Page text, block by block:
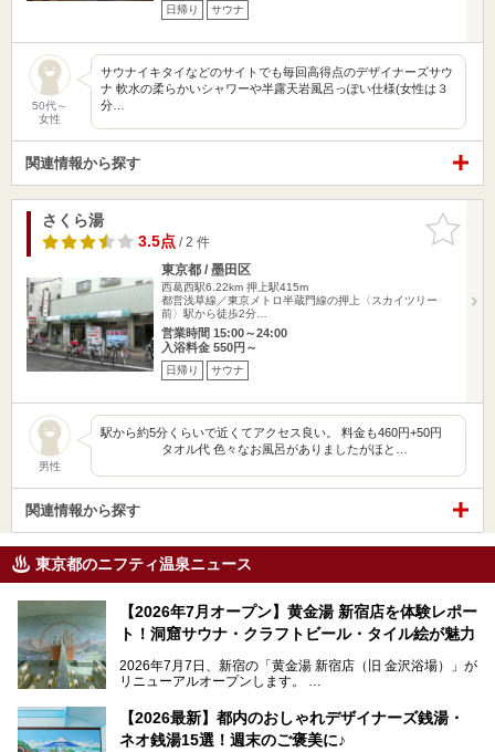
日帰り サウナ
50代～
女性
サウナイキタイなどのサイトでも毎回高得点のデザイナーズサウ
ナ 軟水の柔らかいシャワーや半露天岩風呂っぽい仕様(女性は３
分…
関連情報から探す
お気に入
りに追加
さくら湯
3.5点/ 2 件
東京都 / 墨田区
西葛西駅6.22km 押上駅415m
都営浅草線／東京メトロ半蔵門線の押上〈スカイツリー
前〉駅から徒歩2分…
営業時間 15:00～24:00
入浴料金 550円～
日帰り サウナ
男性
駅から約5分くらいで近くてアクセス良い。 料金も460円+50円
タオル代 色々なお風呂がありましたがほと…
関連情報から探す
東京都のニフティ温泉ニュース
【2026年7月オープン】黄金湯 新宿店を体験レポー
ト！洞窟サウナ・クラフトビール・タイル絵が魅力
2026年7月7日、新宿の「黄金湯 新宿店（旧 金沢浴場）」が
リニューアルオープンします。
レトロでノスタルジックなタイル絵はそのまま、昔からここ
を知る地元の人にも、新しく足を運んでくれる人にも愛され
る、今の時代の"銭湯"として生まれ変わりました。洞窟のよ
【2026最新】都内のおしゃれデザイナーズ銭湯・
ネオ銭湯15選！週末のご褒美に♪